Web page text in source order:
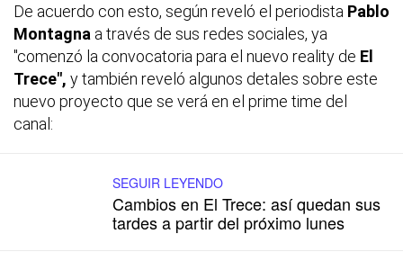
De acuerdo con esto, según reveló el periodista Pablo
Montagna a través de sus redes sociales, ya
"comenzó la convocatoria para el nuevo reality de El
Trece", y también reveló algunos detales sobre este
nuevo proyecto que se verá en el prime time del
canal:
SEGUIR LEYENDO
Cambios en El Trece: así quedan sus
tardes a partir del próximo lunes